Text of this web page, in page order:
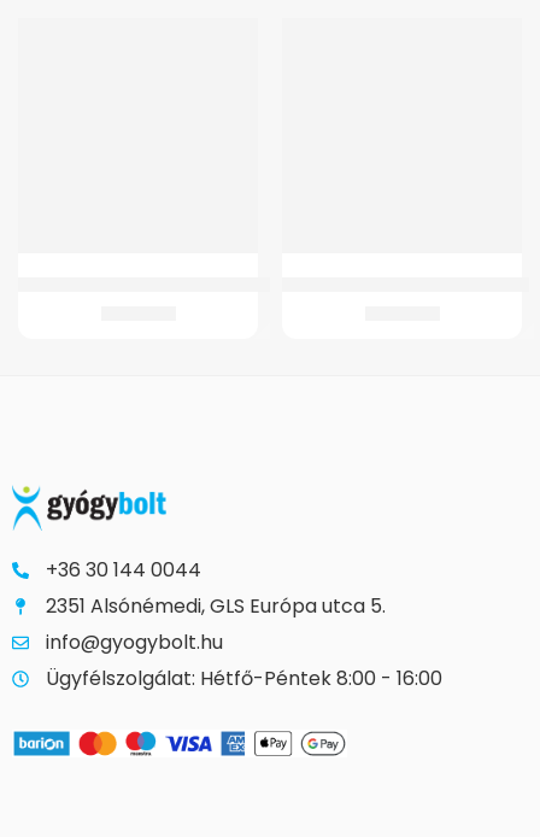
+36 30 144 0044
2351 Alsónémedi, GLS Európa utca 5.
info@gyogybolt.hu
Ügyfélszolgálat: Hétfő-Péntek 8:00 - 16:00